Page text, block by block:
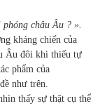
châu Âu ? ».
kháng chiến của
Âu đôi khi thiếu tự
phẩm của
như trên.
thấy sự thật cụ thể